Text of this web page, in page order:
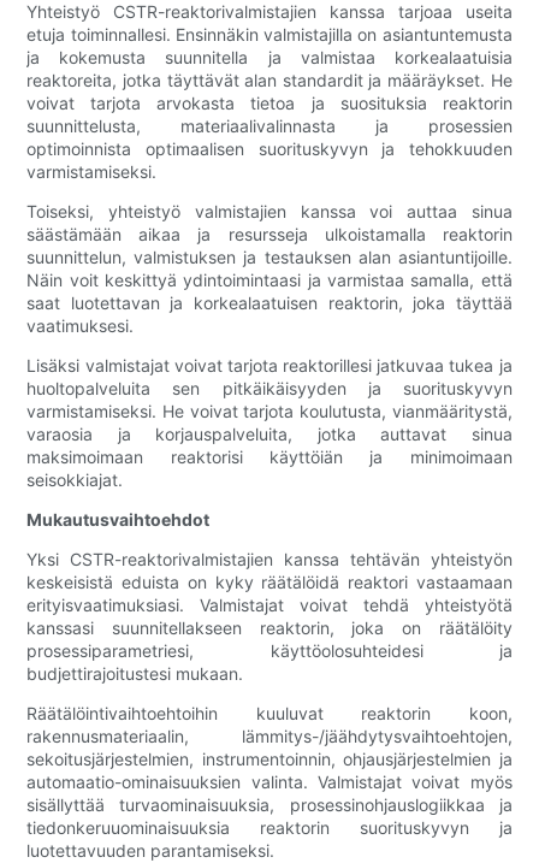
Yhteistyö CSTR-reaktorivalmistajien kanssa tarjoaa useita
etuja toiminnallesi. Ensinnäkin valmistajilla on asiantuntemusta
ja kokemusta suunnitella ja valmistaa korkealaatuisia
reaktoreita, jotka täyttävät alan standardit ja määräykset. He
voivat tarjota arvokasta tietoa ja suosituksia reaktorin
suunnittelusta, materiaalivalinnasta ja prosessien
optimoinnista optimaalisen suorituskyvyn ja tehokkuuden
varmistamiseksi.
Toiseksi, yhteistyö valmistajien kanssa voi auttaa sinua
säästämään aikaa ja resursseja ulkoistamalla reaktorin
suunnittelun, valmistuksen ja testauksen alan asiantuntijoille.
Näin voit keskittyä ydintoimintaasi ja varmistaa samalla, että
saat luotettavan ja korkealaatuisen reaktorin, joka täyttää
vaatimuksesi.
Lisäksi valmistajat voivat tarjota reaktorillesi jatkuvaa tukea ja
huoltopalveluita sen pitkäikäisyyden ja suorituskyvyn
varmistamiseksi. He voivat tarjota koulutusta, vianmääritystä,
varaosia ja korjauspalveluita, jotka auttavat sinua
maksimoimaan reaktorisi käyttöiän ja minimoimaan
seisokkiajat.
Mukautusvaihtoehdot
Yksi CSTR-reaktorivalmistajien kanssa tehtävän yhteistyön
keskeisistä eduista on kyky räätälöidä reaktori vastaamaan
erityisvaatimuksiasi. Valmistajat voivat tehdä yhteistyötä
kanssasi suunnitellakseen reaktorin, joka on räätälöity
prosessiparametriesi, käyttöolosuhteidesi ja
budjettirajoitustesi mukaan.
Räätälöintivaihtoehtoihin kuuluvat reaktorin koon,
rakennusmateriaalin, lämmitys-/jäähdytysvaihtoehtojen,
sekoitusjärjestelmien, instrumentoinnin, ohjausjärjestelmien ja
automaatio-ominaisuuksien valinta. Valmistajat voivat myös
sisällyttää turvaominaisuuksia, prosessinohjauslogiikkaa ja
tiedonkeruuominaisuuksia reaktorin suorituskyvyn ja
luotettavuuden parantamiseksi.